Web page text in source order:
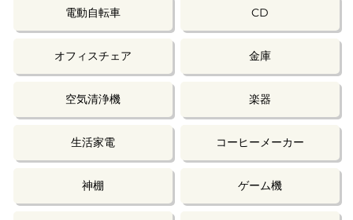
電動自転車 CD
オフィスチェア 金庫
空気清浄機 楽器
生活家電 コーヒーメーカー
神棚 ゲーム機